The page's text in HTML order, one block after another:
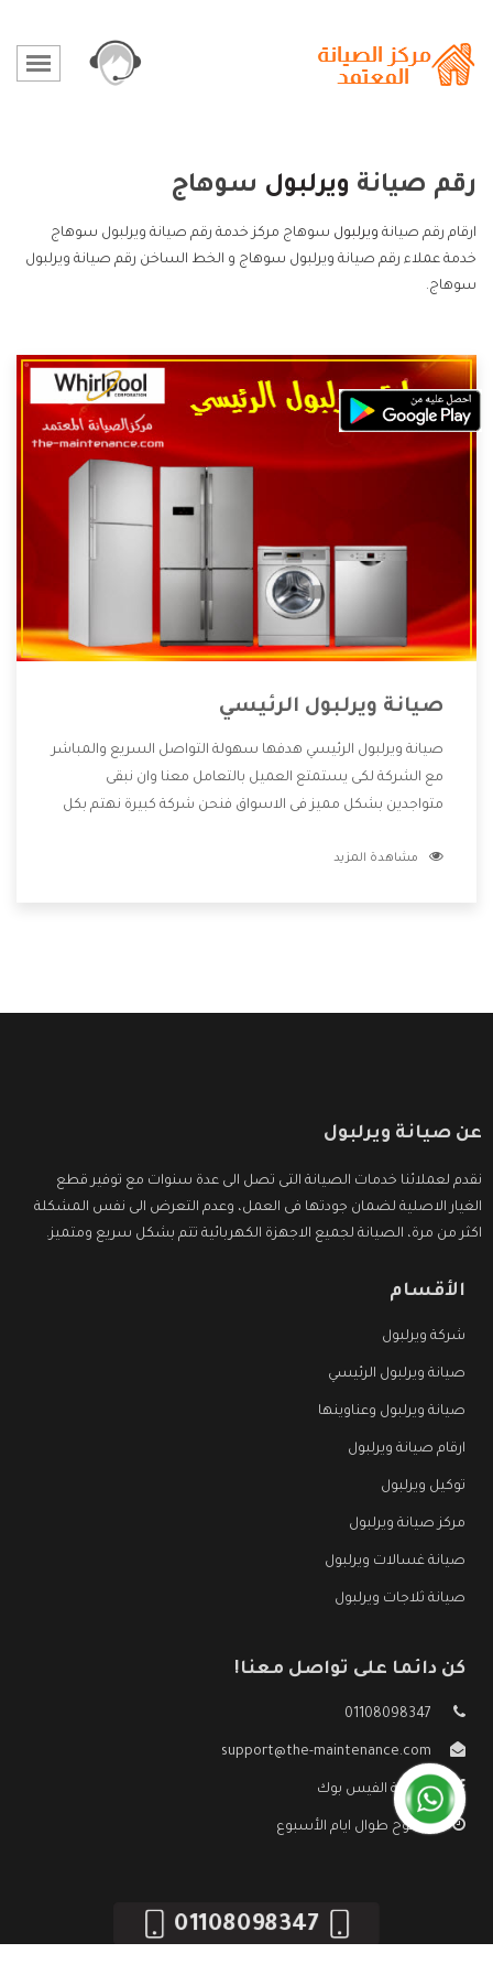
رقم صيانة ويرلبول سوهاج
ارقام رقم صيانة ويرلبول سوهاج مركز خدمة رقم صيانة ويرلبول سوهاج
خدمة عملاء رقم صيانة ويرلبول سوهاج و الخط الساخن رقم صيانة ويرلبول
سوهاج.
صيانة ويرلبول الرئيسي
صيانة ويرلبول الرئيسي هدفها سهولة التواصل السريع والمباشر
مع الشركة لكى يستمتع العميل بالتعامل معنا وان نبقى
متواجدين بشكل مميز فى الاسواق فنحن شركة كبيرة نهتم بكل
الشركة بها والتى تكون منها خدمة الصيانة التى تكون من أهم
مشاهدة المزيد
عن صيانة ويرلبول
نقدم لعملائنا خدمات الصيانة التى تصل الى عدة سنوات مع توفير قطع
الغيار الاصلية لضمان جودتها فى العمل، وعدم التعرض الى نفس المشكلة
اكثر من مرة، الصيانة لجميع الاجهزة الكهربائية تتم بشكل سريع ومتميز.
الأقسام
شركة ويرلبول
صيانة ويرلبول الرئيسي
صيانة ويرلبول وعناوينها
ارقام صيانة ويرلبول
توكيل ويرلبول
مركز صيانة ويرلبول
صيانة غسالات ويرلبول
صيانة ثلاجات ويرلبول
كن دائما على تواصل معنا!
01108098347
support@the-maintenance.com
صفحة الفيس بوك
مفتوح طوال ايام الأسبوع
01108098347